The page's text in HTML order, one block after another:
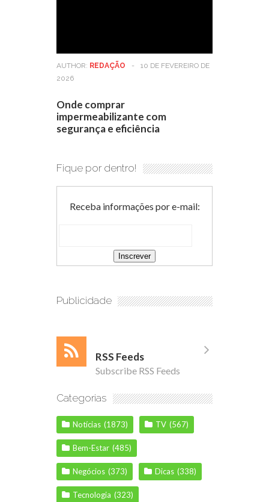
AUTHOR: REDAÇÃO -
10 DE FEVEREIRO DE
2026
Onde comprar
impermeabilizante com
segurança e eficiência
Fique por dentro!
Receba informações por e-mail:
Publicidade
RSS Feeds
Subscribe RSS Feeds
Categorias
Notícias (1873) TV (567)
Bem-Estar (485)
Negócios (373) Dicas (338)
Tecnologia (323)